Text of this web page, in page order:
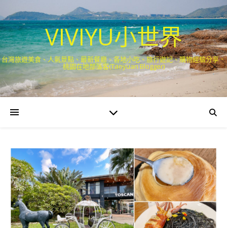
VIVIYU小世界
台灣旅遊美食、人氣景點、最新餐廳、各地小吃、旅行遊記、購物經驗分享．
桃園在地部落客(Taoyuan Blogger)